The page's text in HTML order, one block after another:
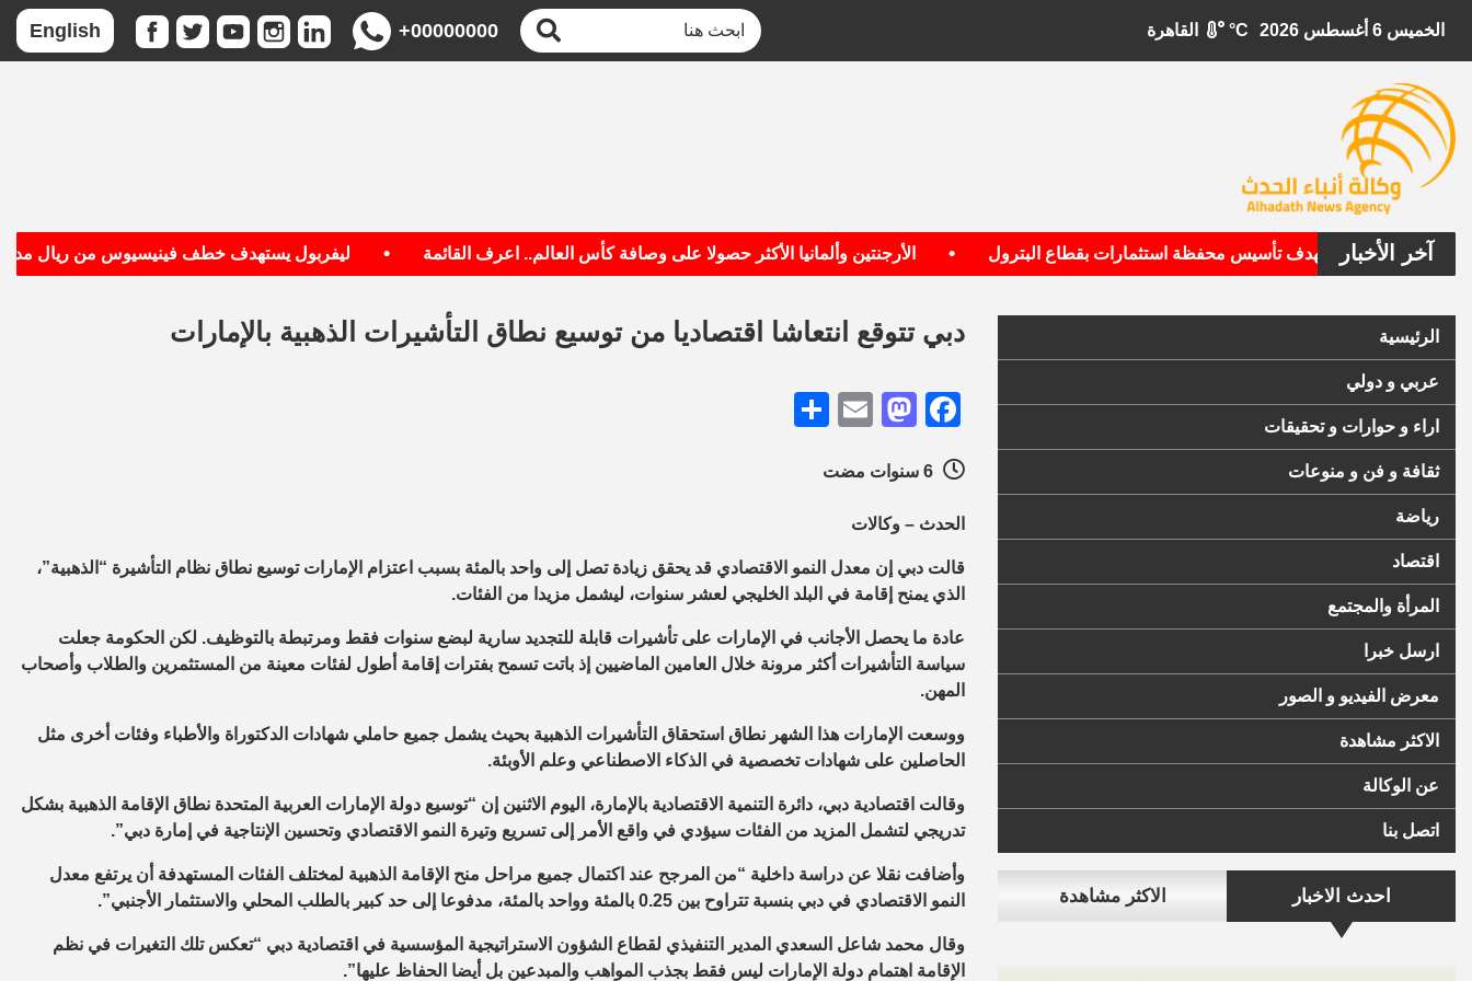
الخميس 6 أغسطس 2026 °C
+00000000
English
آخر الأخبار
الأمريكية تستهدف تأسيس محفظة استثمارات بقطاع البترول الأرجنتين وألمانيا الأكثر حصولا على وصافة كأس العالم.. اعرف القائمة ليفربول يستهدف خطف فينيسيوس من ريال مدريد
الرئيسية
عربي و دولي
اراء و حوارات و تحقيقات
ثقافة و فن و منوعات
رياضة
اقتصاد
المرأة والمجتمع
ارسل خبرا
معرض الفيديو و الصور
الاكثر مشاهدة
عن الوكالة
اتصل بنا
احدث الاخبار الاكثر مشاهدة
دبي تتوقع انتعاشا اقتصاديا من توسيع نطاق التأشيرات الذهبية بالإمارات
Facebook
Mastodon
Email
الحدث – وكالات
قالت دبي إن معدل النمو الاقتصادي قد يحقق زيادة تصل إلى واحد بالمئة بسبب اعتزام الإمارات توسيع نطاق نظام التأشيرة “الذهبية”،
الذي يمنح إقامة في البلد الخليجي لعشر سنوات، ليشمل مزيدا من الفئات.
عادة ما يحصل الأجانب في الإمارات على تأشيرات قابلة للتجديد سارية لبضع سنوات فقط ومرتبطة بالتوظيف. لكن الحكومة جعلت
سياسة التأشيرات أكثر مرونة خلال العامين الماضيين إذ باتت تسمح بفترات إقامة أطول لفئات معينة من المستثمرين والطلاب وأصحاب
المهن.
ووسعت الإمارات هذا الشهر نطاق استحقاق التأشيرات الذهبية بحيث يشمل جميع حاملي شهادات الدكتوراة والأطباء وفئات أخرى مثل
الحاصلين على شهادات تخصصية في الذكاء الاصطناعي وعلم الأوبئة.
وقالت اقتصادية دبي، دائرة التنمية الاقتصادية بالإمارة، اليوم الاثنين إن “توسيع دولة الإمارات العربية المتحدة نطاق الإقامة الذهبية بشكل
تدريجي لتشمل المزيد من الفئات سيؤدي في واقع الأمر إلى تسريع وتيرة النمو الاقتصادي وتحسين الإنتاجية في إمارة دبي”.
وأضافت نقلا عن دراسة داخلية “من المرجح عند اكتمال جميع مراحل منح الإقامة الذهبية لمختلف الفئات المستهدفة أن يرتفع معدل
النمو الاقتصادي في دبي بنسبة تتراوح بين 0.25 بالمئة وواحد بالمئة، مدفوعا إلى حد كبير بالطلب المحلي والاستثمار الأجنبي”.
وقال محمد شاعل السعدي المدير التنفيذي لقطاع الشؤون الاستراتيجية المؤسسية في اقتصادية دبي “تعكس تلك التغيرات في نظم
الإقامة اهتمام دولة الإمارات ليس فقط بجذب المواهب والمبدعين بل أيضا الحفاظ عليها”.